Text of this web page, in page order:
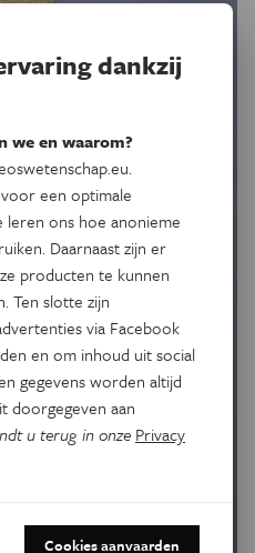
dankzij
we en waarom?
een optimale
leren ons hoe anonieme
Daarnaast zijn er
producten te kunnen
Ten slotte zijn
via Facebook
en om inhoud uit social
gegevens worden altijd
doorgegeven aan
u terug in onze Privacy
Cookies aanvaarden